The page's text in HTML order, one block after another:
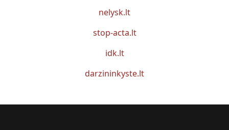
nelysk.lt
stop-acta.lt
idk.lt
darzininkyste.lt